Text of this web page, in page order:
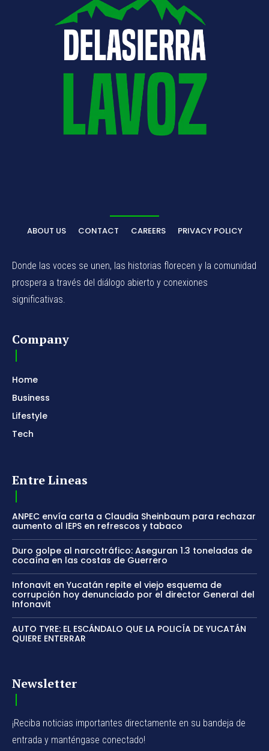
ABOUT US CONTACT CAREERS PRIVACY POLICY
Donde las voces se unen, las historias florecen y la comunidad
prospera a través del diálogo abierto y conexiones
significativas.
Company
Home
Business
Lifestyle
Tech
Entre Lineas
ANPEC envía carta a Claudia Sheinbaum para rechazar
aumento al IEPS en refrescos y tabaco
Duro golpe al narcotráfico: Aseguran 1.3 toneladas de
cocaína en las costas de Guerrero
Infonavit en Yucatán repite el viejo esquema de
corrupción hoy denunciado por el director General del
Infonavit
AUTO TYRE: EL ESCÁNDALO QUE LA POLICÍA DE YUCATÁN
QUIERE ENTERRAR
Newsletter
¡Reciba noticias importantes directamente en su bandeja de
entrada y manténgase conectado!